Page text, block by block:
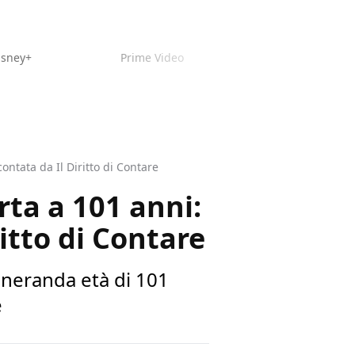
Prime Video
da Il Diritto di Contare
a 101 anni:
di Contare
età di 101